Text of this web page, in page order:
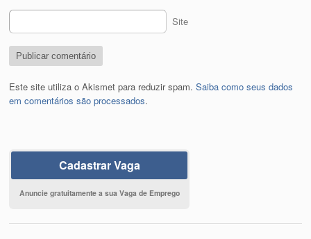
Site
Este site utiliza o Akismet para reduzir spam.Saiba como seus dados
em comentários são processados.
Cadastrar Vaga
Anuncie gratuitamente a sua Vaga de Emprego